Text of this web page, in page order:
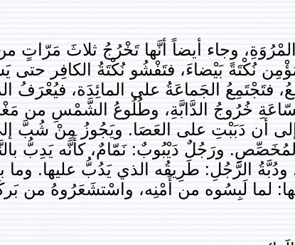
وجاء أيضاً أنَّها تَخْرُجُ ثلاثَ مَرّاتٍ من
نُكْتَةً بَيْضاءَ، فتَفْشُو نُكْتَةُ الكافِر حتى
فتَجْتَمِعُ الجَماعَةُ على المائِدَة، فيُعْرَفُ
خُرُوجُ الدَّابَّةِ، وطُلُوعُ الشَّمْسِ من
أن دَبَبْتِ على العَصَا. ويَجُوزُ مِنْ شُبَّ
ورَجُلٌ دَيْبُوبٌ: نَمّامٌ، كأَنَّه يَدِبُّ
الرَّجُلِ: طَرِيقُه الذي يَدُبُّ عليها. وما
لما لَبِسُوه من أَمْنِه، واسْتشَعَرُوهُ من